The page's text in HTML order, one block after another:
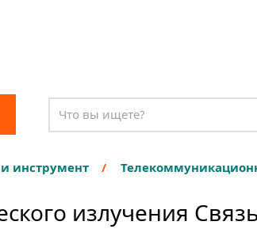
инструмент
излучения